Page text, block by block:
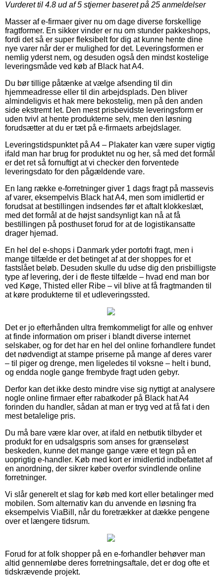
Vurderet til 4.8 ud af 5 stjerner baseret på 25 anmeldelser
Masser af e-firmaer giver nu om dage diverse forskellige
fragtformer. En sikker vinder er nu om stunder pakkeshops,
fordi det så er super fleksibelt for dig at kunne hente dine
nye varer når der er mulighed for det. Leveringsformen er
nemlig yderst nem, og desuden også den mindst kostelige
leveringsmåde ved køb af Black hat A4.
Du bør tillige påtænke at vælge afsending til din
hjemmeadresse eller til din arbejdsplads. Den bliver
almindeligvis et hak mere bekostelig, men på den anden
side ekstremt let. Den mest prisbevidste leveringsform er
uden tvivl at hente produkterne selv, men den løsning
forudsætter at du er tæt på e-firmaets arbejdslager.
Leveringstidspunktet på A4 – Plakater kan være super vigtig
ifald man har brug for produktet nu og her, så med det formål
er det ret så fornuftigt at vi checker den forventede
leveringsdato for den pågældende vare.
En lang række e-forretninger giver 1 dags fragt på massevis
af varer, eksempelvis Black hat A4, men som imidlertid er
forudsat at bestillingen indsendes før et aftalt klokkeslæt,
med det formål at de højst sandsynligt kan nå at få
bestillingen på posthuset forud for at de logistikansatte
drager hjemad.
En hel del e-shops i Danmark yder portofri fragt, men i
mange tilfælde er det betinget af at der shoppes for et
fastslået beløb. Desuden skulle du udse dig den prisbilligste
type af levering, der i de fleste tilfælde – hvad end man bor
ved Køge, Thisted eller Ribe – vil blive at få fragtmanden til
at køre produkterne til et udleveringssted.
Det er jo efterhånden ultra fremkommeligt for alle og enhver
at finde information om priser i blandt diverse internet
selskaber, og for det har en hel del online forhandlere fundet
det nødvendigt at stampe priserne på mange af deres varer
– til piger og drenge, men ligeledes til voksne – helt i bund,
og endda nogle gange frembyde fragt uden gebyr.
Derfor kan det ikke desto mindre vise sig nyttigt at analysere
nogle online firmaer efter rabatkoder på Black hat A4
forinden du handler, sådan at man er tryg ved at få fat i den
mest betalelige pris.
Du må bare være klar over, at ifald en netbutik tilbyder et
produkt for en udsalgspris som anses for grænseløst
beskeden, kunne det mange gange være et tegn på en
uoprigtig e-handler. Køb med kort er imidlertid indbefattet af
en anordning, der sikrer køber overfor svindlende online
forretninger.
Vi slår generelt et slag for køb med kort eller betalinger med
mobilen. Som alternativ kan du anvende en løsning fra
eksempelvis ViaBill, når du foretrækker at dække pengene
over et længere tidsrum.
Forud for at folk shopper på en e-forhandler behøver man
altid gennemløbe deres forretningsaftale, det er dog ofte et
tidskrævende projekt.